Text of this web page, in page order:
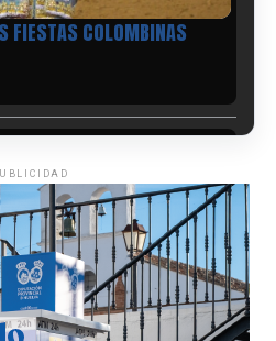
COLOMBINAS 2026